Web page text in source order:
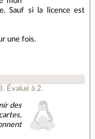
Sauf si la licence est
une fois.
. Évalué à 2.
des